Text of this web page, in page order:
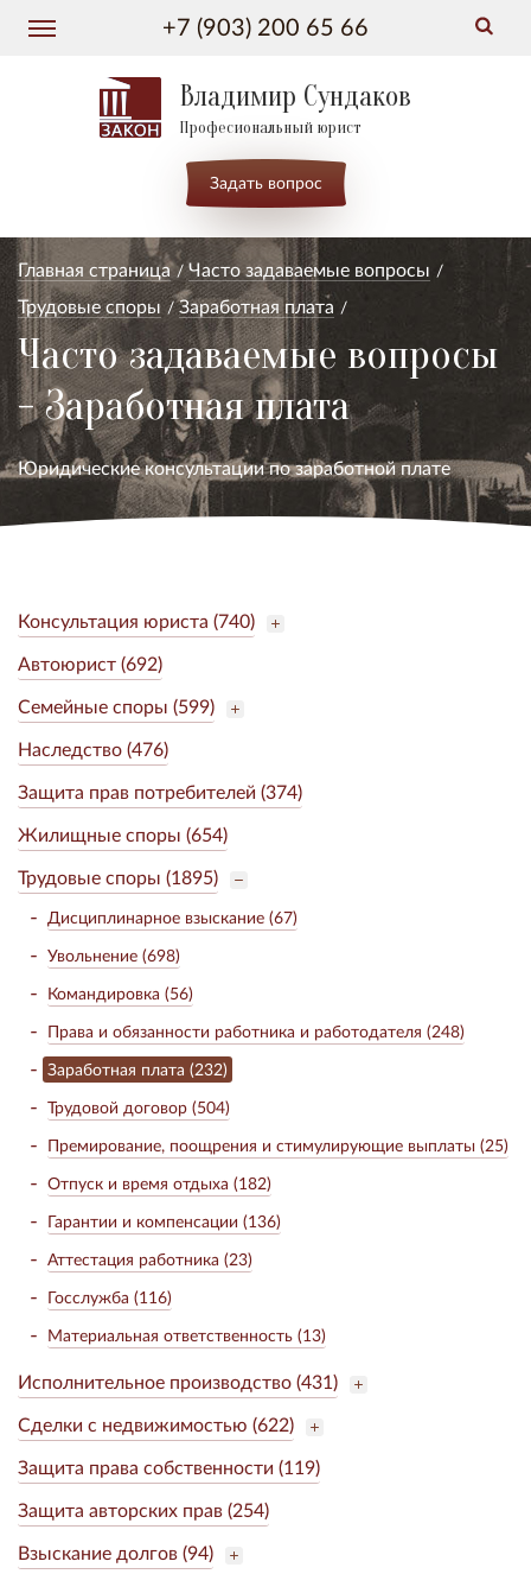
+7 (903) 200 65 66
Владимир Сундаков
Професиональный юрист
Задать вопрос
Главная страница
Часто задаваемые вопросы
Трудовые споры
Заработная плата
Часто задаваемые вопросы
- Заработная плата
Юридические консультации по заработной плате
Консультация юриста (740)
Автоюрист (692)
Семейные споры (599)
Наследство (476)
Защита прав потребителей (374)
Жилищные споры (654)
Трудовые споры (1895)
Дисциплинарное взыскание (67)
Увольнение (698)
Командировка (56)
Права и обязанности работника и работодателя (248)
Заработная плата (232)
Трудовой договор (504)
Премирование, поощрения и стимулирующие выплаты (25)
Отпуск и время отдыха (182)
Гарантии и компенсации (136)
Аттестация работника (23)
Госслужба (116)
Материальная ответственность (13)
Исполнительное производство (431)
Сделки с недвижимостью (622)
Защита права собственности (119)
Защита авторских прав (254)
Взыскание долгов (94)